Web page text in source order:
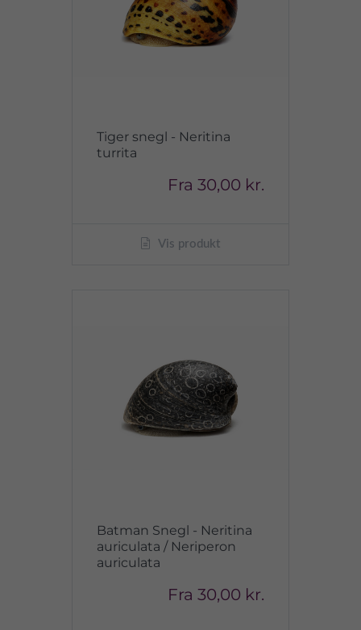
Tiger snegl - Neritina
turrita
Fra 30,00 kr.
Vis produkt
Batman Snegl - Neritina
auriculata / Neriperon
auriculata
Fra 30,00 kr.